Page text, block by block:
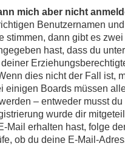
mich aber nicht
Benutzernamen
stimmen, dann gibt es
hast, dass du
dies nicht der Fall ist,
einigen Boards müssen
– entweder musst
wurde dir
Mail erhalten hast, folge
ob du deine E-Mail-